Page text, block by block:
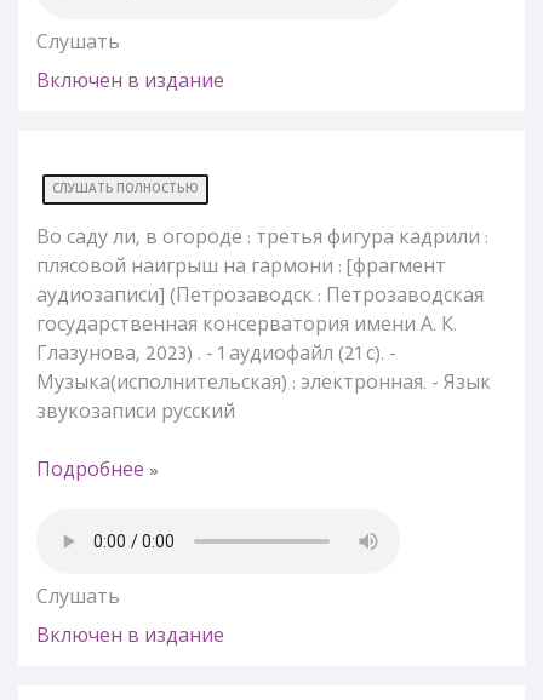
Слушать
Включен в издание
СЛУШАТЬ ПОЛНОСТЬЮ
Во саду ли, в огороде : третья фигура кадрили :
плясовой наигрыш на гармони : [фрагмент
аудиозаписи] (Петрозаводск : Петрозаводская
государственная консерватория имени А. К.
Глазунова, 2023) . - 1 аудиофайл (21 с). -
Музыка(исполнительская) : электронная. - Язык
звукозаписи русский
Подробнее »
Слушать
Включен в издание